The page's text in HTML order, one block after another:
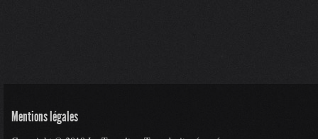
Mentions légales